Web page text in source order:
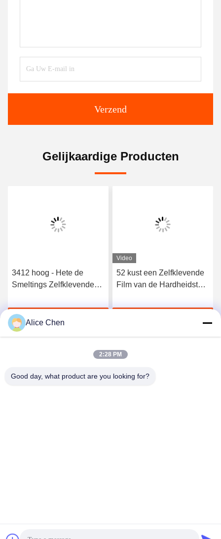
Verzend
Gelijkaardige Producten
3412 hoog - Hete de
Smeltings Zelfklevende
Elastische Polyurethaan
Krijg Beste Prijs
Video
52 kust een Zelfklevende
Film van de Hardheidstpu
Naadloos Ondergoed
Film Leverancier. Copyright © 2018-2026 Shenzhen Tunsing
Alice Chen
2:28 PM
Good day, what product are you looking for?